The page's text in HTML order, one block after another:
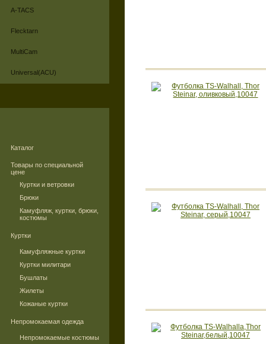
A-TACS
Flecktarn
MultiCam
Universal(ACU)
Каталог
Товары по специальной
цене
Куртки и ветровки
Брюки
Камуфляж, куртки, брюки,
костюмы
Куртки
Камуфляжные куртки
Куртки милитари
Бушлаты
Жилеты
Кожаные куртки
Непромокаемая одежда
Непромокаемые костюмы